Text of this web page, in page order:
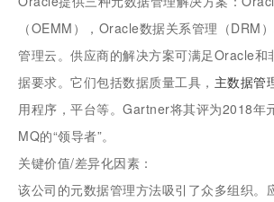
（OEMM），Oracle数据关系管理（DRM
管理云。供应商的解决方案可满足Oracle和
据要求。它们包括数据质量工具， 主数据管
用程序，平台等。Gartner将其评为2018年
MQ的“领导者”。
关键价值/差异化因素：
该公司的元数据管理方法吸引了众多组织。